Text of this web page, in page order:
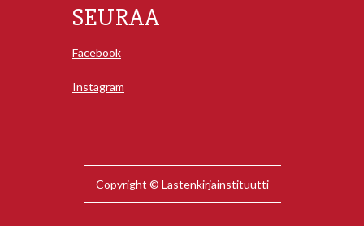
SEURAA
Facebook
Instagram
Copyright © Lastenkirjainstituutti